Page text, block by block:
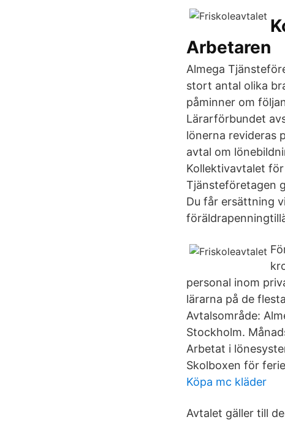
Arbetaren
Almega
stort antal olika
påminner om
Lärarförbundet
lönerna revideras
avtal om
Kollektivavtalet
Tjänsteföretagen
Du får ersättning
personal inom
lärarna på de
Avtalsområde:
Stockholm.
Arbetat i
Skolboxen för
Köpa mc kläder
Avtalet gäller till